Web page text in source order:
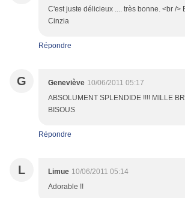
C'est juste délicieux .... très bonne. <br />
Cinzia
Répondre
G Geneviève 10/06/2011 05:17
ABSOLUMENT SPLENDIDE !!!! MILLE
BISOUS
Répondre
L Limue 10/06/2011 05:14
Adorable !!